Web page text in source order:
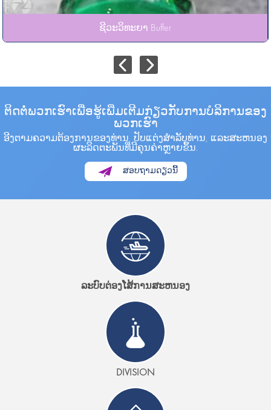
ຊີວະວິທະຍາ Buffer
ຕິດຕໍ່ພວກເຮົາເພື່ອຮູ້ເພີ່ມເຕີມກ່ຽວກັບການບໍລິການຂອງ
ພວກເຮົາ
ອີງຕາມຄວາມຕ້ອງການຂອງທ່ານ, ປັບແຕ່ງສໍາລັບທ່ານ, ແລະສະຫນອງ
ຜະລິດຕະພັນທີ່ມີຄຸນຄ່າຫຼາຍຂຶ້ນ.
ສອບຖາມດຽວນີ້
ລະບົບຕ່ອງໂສ້ການສະຫນອງ
DIVISION